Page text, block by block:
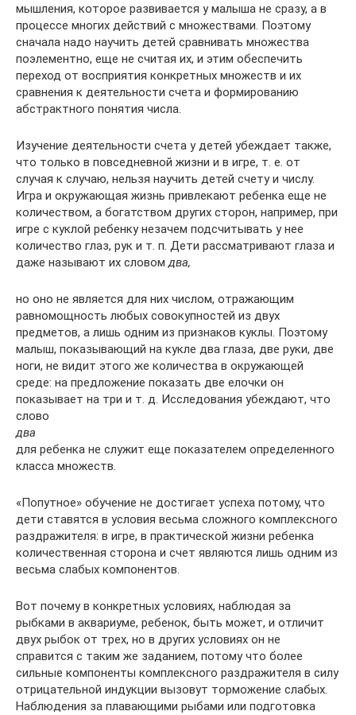
мышления, которое развивается у малыша не сразу, а в
процессе многих действий с множествами. Поэтому
сначала надо научить детей сравнивать множества
поэлементно, еще не считая их, и этим обеспечить
переход от восприятия кон­кретных множеств и их
сравнения к деятельности счета и фор­мированию
абстрактного понятия числа.
Изучение деятельности счета у детей убеждает также,
что только в повседневной жизни и в игре, т. е. от
случая к случаю, нельзя научить детей счету и числу.
Игра и окружающая жизнь привлекают ребенка еще не
количеством, а богатством других сторон, например, при
игре с куклой ребенку незачем подсчиты­вать у нее
количество глаз, рук и т. п. Дети рассматривают гла­за и
даже называют их словомдва,
но оно не является для них числом, отражающим
равномощность любых совокупностей из двух
предметов, а лишь одним из признаков куклы. Поэтому
ма­лыш, показывающий на кукле два глаза, две руки, две
ноги, не видит этого же количества в окружающей
среде: на предложе­ние показать две елочки он
показывает на три и т. д. Исследо­вания убеждают, что
слово
два
для ребенка не служит еще по­казателем определенного
класса множеств.
«Попутное» обучение не достигает успеха потому, что
дети ставятся в условия весьма сложного комплексного
раздражи­теля: в игре, в практической жизни ребенка
количественная сторона и счет являются лишь одним из
весьма слабых компо­нентов.
Вот почему в конкретных условиях, наблюдая за
рыбками в аквариуме, ребенок, быть может, и отличит
двух рыбок от трех, но в других условиях он не
справится с таким же зада­нием, потому что более
сильные компоненты комплексного раз­дражителя в силу
отрицательной индукции вызовут торможе­ние слабых.
Наблюдения за плавающими рыбами или подготов­ка